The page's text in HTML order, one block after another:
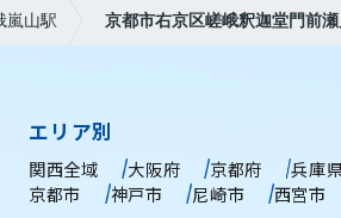
嵐山駅 京都市右京区嵯峨釈迦堂門前
エリア別
関西全域 大阪府 京都府 兵庫
京都市
神戸市 尼崎市 西宮市